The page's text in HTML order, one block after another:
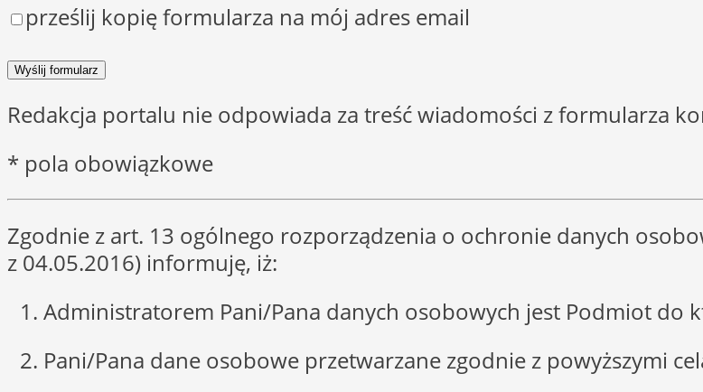
prześlij kopię formularza na mój adres email
Redakcja portalu nie odpowiada za treść wiadomości z formularza
* pola obowiązkowe
Zgodnie z art. 13 ogólnego rozporządzenia o ochronie danych
z 04.05.2016) informuję, iż:
Administratorem Pani/Pana danych osobowych jest Podmiot do
Pani/Pana dane osobowe przetwarzane zgodnie z powyższymi